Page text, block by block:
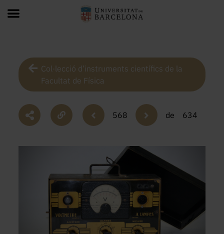
Col·lecció d’instruments científics de la
Facultat de Física
568 de 634